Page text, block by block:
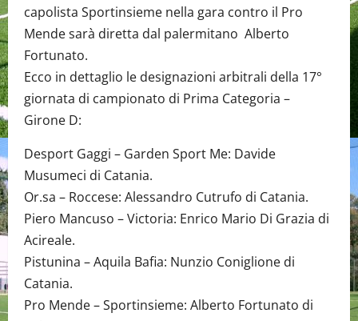
capolista Sportinsieme nella gara contro il Pro
Mende sarà diretta dal palermitano Alberto
Fortunato.
Ecco in dettaglio le designazioni arbitrali della 17°
giornata di campionato di Prima Categoria –
Girone D:
Desport Gaggi – Garden Sport Me: Davide
Musumeci di Catania.
Or.sa – Roccese: Alessandro Cutrufo di Catania.
Piero Mancuso – Victoria: Enrico Mario Di Grazia di
Acireale.
Pistunina – Aquila Bafia: Nunzio Coniglione di
Catania.
Pro Mende – Sportinsieme: Alberto Fortunato di